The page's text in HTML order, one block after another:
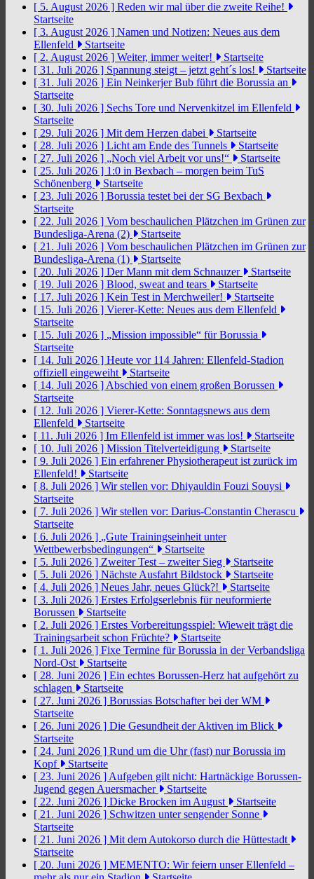
[ 5. August 2026 ] Reden wir mal über die zweite Reihe!
Startseite
[ 3. August 2026 ] Namen und Notizen: Neues aus dem
Ellenfeld
Startseite
[ 2. August 2026 ] Weiter, immer weiter!
Startseite
[ 31. Juli 2026 ] Spannung steigt – jetzt geht´s los!
Startseite
[ 31. Juli 2026 ] Ein Neinkerjer Bub führt die Borussia an
Startseite
[ 30. Juli 2026 ] Sechs Tore und Nervenkitzel im Ellenfeld
Startseite
[ 29. Juli 2026 ] Mit dem Herzen dabei
Startseite
[ 28. Juli 2026 ] Licht am Ende des Tunnels
Startseite
[ 27. Juli 2026 ] „Noch viel Arbeit vor uns!“
Startseite
[ 25. Juli 2026 ] 1:0 in Bexbach – morgen beim TuS
Schönenberg
Startseite
[ 23. Juli 2026 ] Borussia testet bei der SG Bexbach
Startseite
[ 22. Juli 2026 ] Vom beschaulichen Plätzchen im Grünen zur
Bundesliga-Arena (2)
Startseite
[ 21. Juli 2026 ] Vom beschaulichen Plätzchen im Grünen zur
Bundesliga-Arena (1)
Startseite
[ 20. Juli 2026 ] Der Mann mit dem Schnauzer
Startseite
[ 19. Juli 2026 ] Blood, sweat and tears
Startseite
[ 17. Juli 2026 ] Kein Test in Merchweiler!
Startseite
[ 15. Juli 2026 ] Vierer-Kette: Neues aus dem Ellenfeld
Startseite
[ 15. Juli 2026 ] „Mission impossible“ für Borussia
Startseite
[ 14. Juli 2026 ] Heute vor 114 Jahren: Ellenfeld-Stadion
offiziell eingeweiht
Startseite
[ 14. Juli 2026 ] Abschied von einem großen Borussen
Startseite
[ 12. Juli 2026 ] Vierer-Kette: Sonntagsnews aus dem
Ellenfeld
Startseite
[ 11. Juli 2026 ] Im Ellenfeld ist immer was los!
Startseite
[ 10. Juli 2026 ] Mission Titelverteidigung
Startseite
[ 9. Juli 2026 ] Ein erfahrener Physiotherapeut ist zurück im
Ellenfeld!
Startseite
[ 8. Juli 2026 ] Wir stellen vor: Dhiyauldin Fouzi Souysi
Startseite
[ 7. Juli 2026 ] Wir stellen vor: Darius-Constantin Cherascu
Startseite
[ 6. Juli 2026 ] „Gute Trainingseinheit unter
Wettbewerbsbedingungen“
Startseite
[ 5. Juli 2026 ] Zweiter Test – zweiter Sieg
Startseite
[ 5. Juli 2026 ] Nächste Ausfahrt Bildstock
Startseite
[ 4. Juli 2026 ] Neues Jahr, neues Glück?!
Startseite
[ 3. Juli 2026 ] Erstes Erfolgserlebnis für neuformierte
Borussen
Startseite
[ 2. Juli 2026 ] Erstes Vorbereitungsspiel: Wieweit trägt die
Trainingsarbeit schon Früchte?
Startseite
[ 1. Juli 2026 ] Fixe Termine für Borussia in der Verbandsliga
Nord-Ost
Startseite
[ 28. Juni 2026 ] Ein echtes Borussen-Herz hat aufgehört zu
schlagen
Startseite
[ 27. Juni 2026 ] Borussias Botschafter bei der WM
Startseite
[ 26. Juni 2026 ] Die Gesundheit der Aktiven im Blick
Startseite
[ 24. Juni 2026 ] Rund um die Uhr (fast) nur Borussia im
Kopf
Startseite
[ 23. Juni 2026 ] Aufgeben gilt nicht: Hartnäckige Borussen-
Jugend gegen Auersmacher
Startseite
[ 22. Juni 2026 ] Dicke Brocken im August
Startseite
[ 21. Juni 2026 ] Schwitzen unter sengender Sonne
Startseite
[ 21. Juni 2026 ] Mit dem Autokorso durch die Hüttestadt
Startseite
[ 20. Juni 2026 ] MEMENTO: Wir feiern unser Ellenfeld –